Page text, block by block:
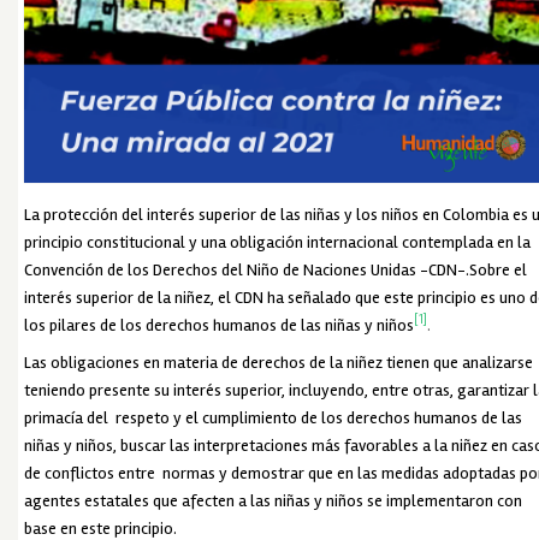
La protección del interés superior de las niñas y los niños en Colombia es
principio constitucional y una obligación internacional contemplada en la
Convención de los Derechos del Niño de Naciones Unidas -CDN-.Sobre el
interés superior de la niñez, el CDN ha señalado que este principio es uno
los pilares de los derechos humanos de las niñas y niños [1] .
Las obligaciones en materia de derechos de la niñez tienen que analizarse
teniendo presente su interés superior, incluyendo, entre otras, garantizar
primacía del respeto y el cumplimiento de los derechos humanos de las
niñas y niños, buscar las interpretaciones más favorables a la niñez en
de conflictos entre normas y demostrar que en las medidas adoptadas
agentes estatales que afecten a las niñas y niños se implementaron con
base en este principio.